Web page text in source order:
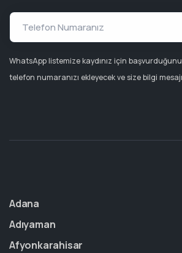
WhatsApp listemize kaydınız için
telefon numaranızı ekleyecek ve size bilgi
Adana
Adıyaman
Afyonkarahisar